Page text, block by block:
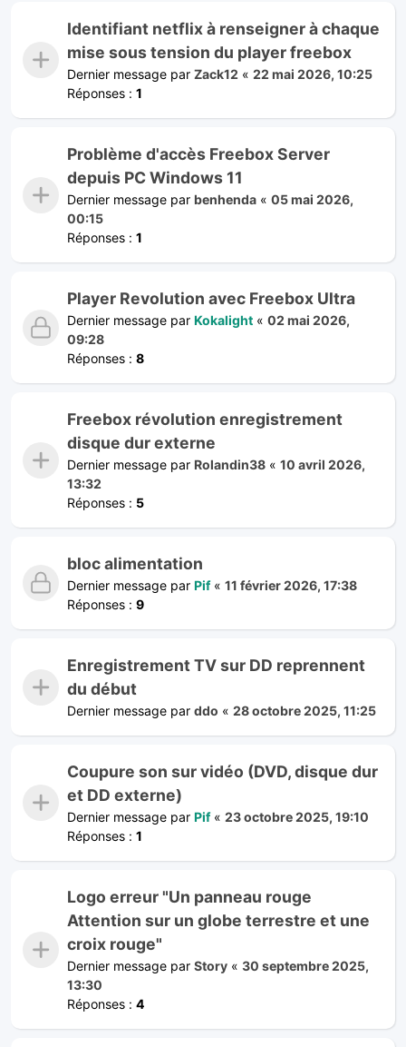
Identifiant netflix à renseigner à chaque
mise sous tension du player freebox
Dernier message par Zack12 « 22 mai 2026, 10:25
Réponses : 1
Problème d'accès Freebox Server
depuis PC Windows 11
Dernier message par benhenda « 05 mai 2026,
00:15
Réponses : 1
Player Revolution avec Freebox Ultra
Dernier message par Kokalight « 02 mai 2026,
09:28
Réponses : 8
Freebox révolution enregistrement
disque dur externe
Dernier message par Rolandin38 « 10 avril 2026,
13:32
Réponses : 5
bloc alimentation
Dernier message par Pif« 11 février 2026, 17:38
Réponses : 9
Enregistrement TV sur DD reprennent
du début
Dernier message par ddo « 28 octobre 2025, 11:25
Coupure son sur vidéo (DVD, disque dur
et DD externe)
Dernier message par Pif« 23 octobre 2025, 19:10
Réponses : 1
Logo erreur "Un panneau rouge
Attention sur un globe terrestre et une
croix rouge"
Dernier message par Story « 30 septembre 2025,
13:30
Réponses : 4